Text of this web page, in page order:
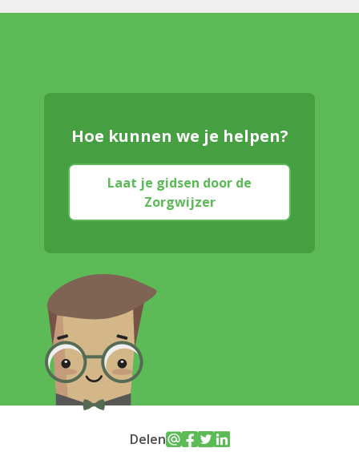
Hoe kunnen we je helpen?
Laat je gidsen door de
Zorgwijzer
Delen